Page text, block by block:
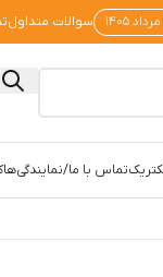
سوالات متداول
تماس با ما/نمایندگی‌ها